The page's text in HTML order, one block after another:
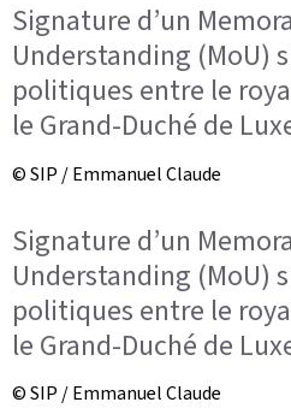
Signature d’un
Understanding (MoU)
politiques entre le
le Grand-Duché de
© SIP / Emmanuel Claude
Signature d’un
Understanding (MoU)
politiques entre le
le Grand-Duché de
© SIP / Emmanuel Claude